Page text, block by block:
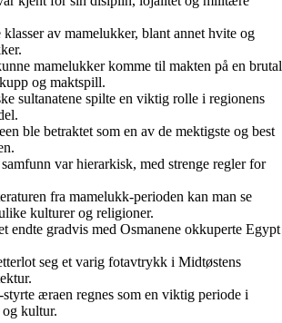
av mamelukker, blant annet hvite og
mamelukker komme til makten på en brutal
og maktspill.
sultanatene spilte en viktig rolle i regionens
ble betraktet som en av de mektigste og best
var hierarkisk, med strenge regler for
fra mamelukk-perioden kan man se
kulturer og religioner.
endte gradvis med Osmanene okkuperte Egypt
seg et varig fotavtrykk i Midtøstens
æraen regnes som en viktig periode i
kultur.